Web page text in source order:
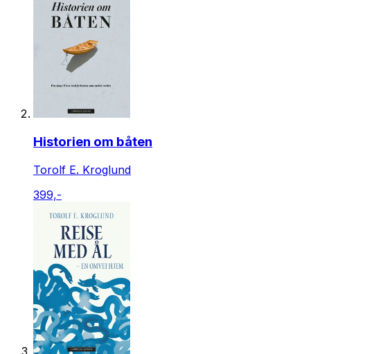
Historien om båten
Torolf E. Kroglund
399,-